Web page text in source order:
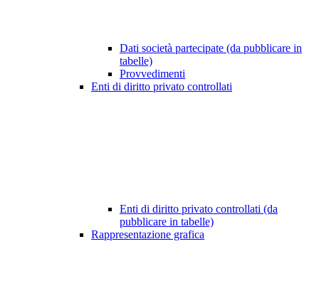
Dati società partecipate (da pubblicare in
tabelle)
Provvedimenti
Enti di diritto privato controllati
Enti di diritto privato controllati (da
pubblicare in tabelle)
Rappresentazione grafica